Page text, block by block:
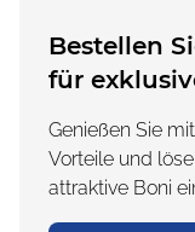
Bestellen
für
Genießen Sie
Vorteile und
attraktive Boni